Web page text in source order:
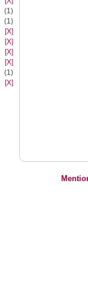
(1)
(1)
[X]
[X]
[X]
[X]
(1)
[X]